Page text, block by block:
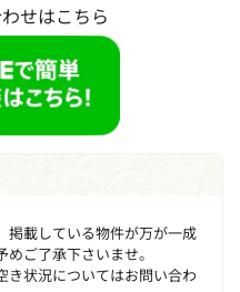
せはこちら
載している物件が万が一成
ご了承下さいませ。
状況についてはお問い合わ